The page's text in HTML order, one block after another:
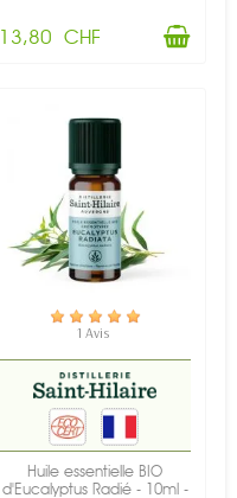
13,80 CHF
EN STOCK
1 Avis
Huile essentielle BIO
d'Eucalyptus Radié - 10ml -